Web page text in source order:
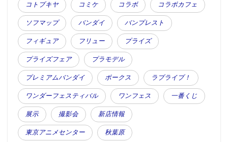
コトブキヤ コミケ コラボ コラボカフェ
ソフマップ バンダイ バンプレスト
フィギュア フリュー プライズ
プライズフェア プラモデル
プレミアムバンダイ ボークス ラブライブ！
ワンダーフェスティバル ワンフェス 一番くじ
展示 撮影会 新店情報
東京アニメセンター 秋葉原